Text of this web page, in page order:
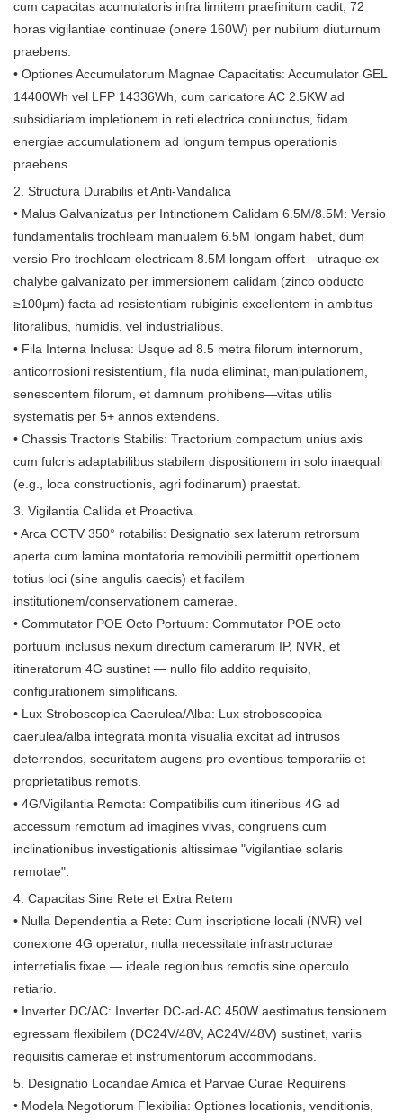
cum capacitas acumulatoris infra limitem praefinitum cadit, 72
horas vigilantiae continuae (onere 160W) per nubilum diuturnum
praebens.
• Optiones Accumulatorum Magnae Capacitatis: Accumulator GEL
14400Wh vel LFP 14336Wh, cum caricatore AC 2.5KW ad
subsidiariam impletionem in reti electrica coniunctus, fidam
energiae accumulationem ad longum tempus operationis
praebens.
2. Structura Durabilis et Anti-Vandalica
• Malus Galvanizatus per Intinctionem Calidam 6.5M/8.5M: Versio
fundamentalis trochleam manualem 6.5M longam habet, dum
versio Pro trochleam electricam 8.5M longam offert—utraque ex
chalybe galvanizato per immersionem calidam (zinco obducto
≥100μm) facta ad resistentiam rubiginis excellentem in ambitus
litoralibus, humidis, vel industrialibus.
• Fila Interna Inclusa: Usque ad 8.5 metra filorum internorum,
anticorrosioni resistentium, fila nuda eliminat, manipulationem,
senescentem filorum, et damnum prohibens—vitas utilis
systematis per 5+ annos extendens.
• Chassis Tractoris Stabilis: Tractorium compactum unius axis
cum fulcris adaptabilibus stabilem dispositionem in solo inaequali
(e.g., loca constructionis, agri fodinarum) praestat.
3. Vigilantia Callida et Proactiva
• Arca CCTV 350° rotabilis: Designatio sex laterum retrorsum
aperta cum lamina montatoria removibili permittit opertionem
totius loci (sine angulis caecis) et facilem
institutionem/conservationem camerae.
• Commutator POE Octo Portuum: Commutator POE octo
portuum inclusus nexum directum camerarum IP, NVR, et
itineratorum 4G sustinet — nullo filo addito requisito,
configurationem simplificans.
• Lux Stroboscopica Caerulea/Alba: Lux stroboscopica
caerulea/alba integrata monita visualia excitat ad intrusos
deterrendos, securitatem augens pro eventibus temporariis et
proprietatibus remotis.
• 4G/Vigilantia Remota: Compatibilis cum itineribus 4G ad
accessum remotum ad imagines vivas, congruens cum
inclinationibus investigationis altissimae "vigilantiae solaris
remotae".
4. Capacitas Sine Rete et Extra Retem
• Nulla Dependentia a Rete: Cum inscriptione locali (NVR) vel
conexione 4G operatur, nulla necessitate infrastructurae
interretialis fixae — ideale regionibus remotis sine operculo
retiario.
• Inverter DC/AC: Inverter DC-ad-AC 450W aestimatus tensionem
egressam flexibilem (DC24V/48V, AC24V/48V) sustinet, variis
requisitis camerae et instrumentorum accommodans.
5. Designatio Locandae Amica et Parvae Curae Requirens
• Modela Negotiorum Flexibilia: Optiones locationis, venditionis,